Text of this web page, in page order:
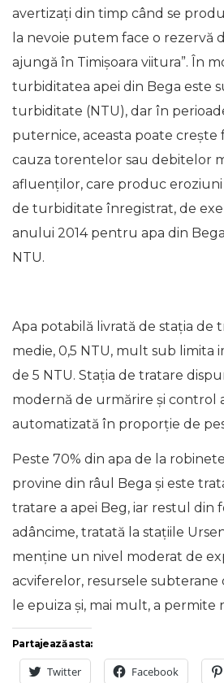
avertizați din timp când se
la nevoie putem face o rezervă
ajungă în Timișoara viitura”. În
turbiditatea apei din Bega este
turbiditate (NTU), dar în
puternice, aceasta poate
cauza torentelor sau debitelor
afluenților, care produc eroziuni
de turbiditate înregistrat, de
anului 2014 pentru apa din
NTU.
Apa potabilă livrată de staţia de
medie, 0,5 NTU, mult sub limita
de 5 NTU. Stația de tratare
modernă de urmărire și control
automatizată în proporție de
Peste 70% din apa de la
provine din râul Bega şi este
tratare a apei Beg, iar restul din
adâncime, tratată la stațiile
menține un nivel moderat de
acviferelor, resursele subterane
le epuiza și, mai mult, a permite
Partajează asta:
Twitter Facebook